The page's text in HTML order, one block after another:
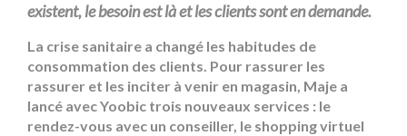
existent, le besoin est là et les clients sont en demande.
La crise sanitaire a changé les habitudes de
consommation des clients. Pour rassurer les
rassurer et les inciter à venir en magasin, Maje a
lancé avec Yoobic trois nouveaux services : le
rendez-vous avec un conseiller, le shopping virtuel